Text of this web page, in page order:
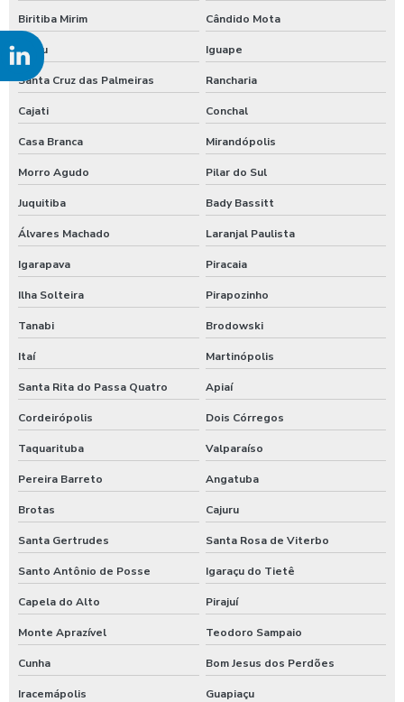
Retrofit de iluminação elétrica em sp
Retrofit de iluminação elétrica em minas gerais
Retrofit de iluminação elétrica no paraná
Empresa de retrofit de iluminação elétrica
Empresa de retrofit de iluminação elétrica em sp
Retrofit de sinalização de estacionamentos
Empresa de retrofit de sinalização de estacionamentos
Retrofit de sinalização de estacionamentos em sp
Empresa de facilities
Limpeza de escritórios
Limpeza para condomínios
Limpeza predial
Monitoramento eletrônico
Recepcionista terceirizada
Recepção e controle de acesso
Soluções em segurança eletrônica
Biritiba Mirim Cândido Mota
Piraju Iguape
Santa Cruz das Palmeiras Rancharia
Cajati Conchal
Casa Branca Mirandópolis
Morro Agudo Pilar do Sul
Juquitiba Bady Bassitt
Álvares Machado Laranjal Paulista
Igarapava Piracaia
Ilha Solteira Pirapozinho
Tanabi Brodowski
Itaí Martinópolis
Santa Rita do Passa Quatro Apiaí
Cordeirópolis Dois Córregos
Taquarituba Valparaíso
Pereira Barreto Angatuba
Brotas Cajuru
Santa Gertrudes Santa Rosa de Viterbo
Santo Antônio de Posse Igaraçu do Tietê
Capela do Alto Pirajuí
Monte Aprazível Teodoro Sampaio
Cunha Bom Jesus dos Perdões
Iracemápolis Guapiaçu